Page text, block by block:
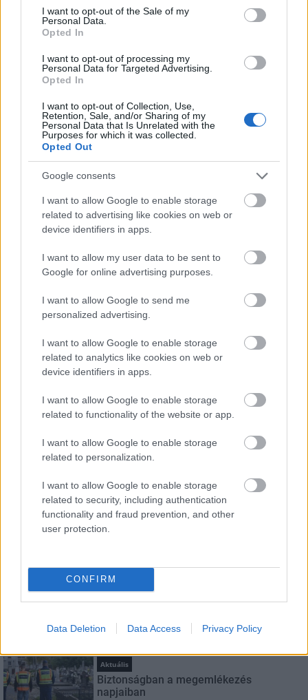
consent section.
I want to opt-out of the Sale of my
Personal Data.
Opted In
I want to opt-out of processing my
Personal Data for Targeted Advertising.
Opted In
I want to opt-out of Collection, Use,
Retention, Sale, and/or Sharing of my
Personal Data that Is Unrelated with the
Purposes for which it was collected.
Opted Out
Google consents
I want to allow Google to enable storage
related to advertising like cookies on web or
device identifiers in apps.
I want to allow my user data to be sent to
Google for online advertising purposes.
I want to allow Google to send me
personalized advertising.
I want to allow Google to enable storage
related to analytics like cookies on web or
device identifiers in apps.
I want to allow Google to enable storage
related to functionality of the website or app.
I want to allow Google to enable storage
related to personalization.
I want to allow Google to enable storage
related to security, including authentication
functionality and fraud prevention, and other
user protection.
CONFIRM
Data Deletion Data Access Privacy Policy
Új gyalogosátkelők és jelzőlámpás
csomópont épül Angyalföldön
Másfélszeresére bővítik
iskoláját
Látványos építési szakasz indult be a
Flórián téri felüljárón
HÍRLEVÉL
E-mail cím
Feliratkozom a hírlevélre és elfogadom az
adatvédelmi
szabályzatot!
FELIRATKOZÁS
Országos hírek
Amire többmillióan vártunk: szombattól
Aktuális
Biztonságban a megemlékezés
napjaiban